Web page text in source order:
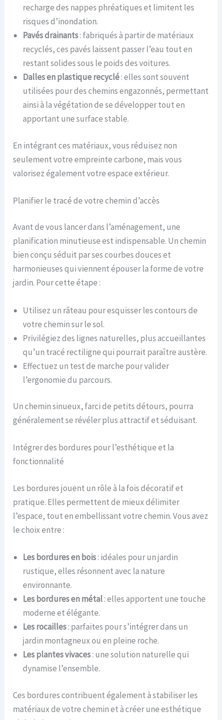
recharge des nappes phréatiques et limitent les
risques d’inondation.
Pavés drainants: fabriqués à partir de matériaux
recyclés, ces pavés laissent passer l’eau tout en
restant solides sous le poids des voitures.
Dalles en plastique recyclé: elles sont souvent
utilisées pour des chemins engazonnés, permettant
ainsi à la végétation de se développer tout en
apportant une surface stable.
En intégrant ces matériaux, vous réduisez non
seulement votre empreinte carbone, mais vous
valorisez également votre espace extérieur.
Planifier le tracé de votre chemin d’accès
Avant de vous lancer dans l’aménagement, une
planification minutieuse est indispensable. Un chemin
bien conçu séduit par ses courbes douces et
harmonieuses qui viennent épouser la forme de votre
jardin. Pour cette étape :
Utilisez un râteau pour esquisser les contours de
votre chemin sur le sol.
Privilégiez des lignes naturelles, plus accueillantes
qu’un tracé rectiligne qui pourrait paraître austère.
Effectuez un test de marche pour valider
l’ergonomie du parcours.
Un chemin sinueux, farci de petits détours, pourra
généralement se révéler plus attractif et séduisant.
Intégrer des bordures pour l’esthétique et la
fonctionnalité
Les bordures jouent un rôle à la fois décoratif et
pratique. Elles permettent de mieux délimiter
l’espace, tout en embellissant votre chemin. Vous avez
le choix entre :
Les bordures en bois: idéales pour un jardin
rustique, elles résonnent avec la nature
environnante.
Les bordures en métal: elles apportent une touche
moderne et élégante.
Les rocailles: parfaites pour s’intégrer dans un
jardin montagneux ou en pleine roche.
Les plantes vivaces: une solution naturelle qui
dynamise l’ensemble.
Ces bordures contribuent également à stabiliser les
matériaux de votre chemin et à créer une esthétique